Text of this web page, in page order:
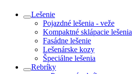
Lešenie
Pojazdné lešenia - veže
Kompaktné sklápacie lešenia
Fasádne lešenie
Lešenárske kozy
Špeciálne lešenia
Rebríky